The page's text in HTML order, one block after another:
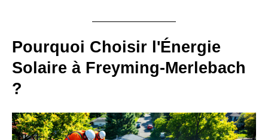
Pourquoi Choisir l'Énergie
Solaire à Freyming-Merlebach
?